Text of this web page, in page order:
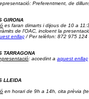
Preferentment, de
GIRONA
es faran dimarts i dijous de 10 a
de l'OAC, incloent la
enllaç / Per telèfon: 872 975
TARRAGONA
: accedint a aquest enllaç
LLEIDA
en horari de 9h a 14h, cita prèvia